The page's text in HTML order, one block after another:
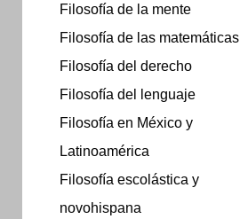
Filosofía de la mente
Filosofía de las matemáticas
Filosofía del derecho
Filosofía del lenguaje
Filosofía en México y
Latinoamérica
Filosofía escolástica y
novohispana